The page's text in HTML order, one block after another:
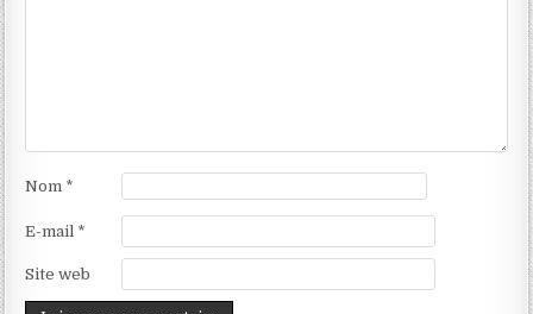
Nom *
E-mail *
Site web